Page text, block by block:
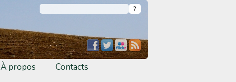
À propos Contacts